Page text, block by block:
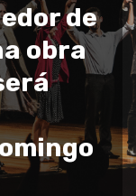
de
obra